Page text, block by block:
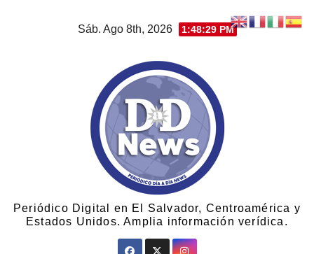
Sáb. Ago 8th, 2026 1:48:29 PM
Periódico Digital en El Salvador, Centroamérica y
Estados Unidos. Amplia información verídica.